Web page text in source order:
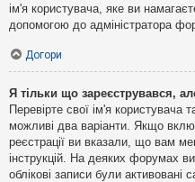
ім'я користувача, яке ви
допомогою до адміністратора
Догори
Я тільки що зареєструвався,
Перевірте свої ім'я користувача
можливі два варіанти. Якщо
реєстрації ви вказали, що вам
інструкцій. На деяких форумах
облікові записи були активовані